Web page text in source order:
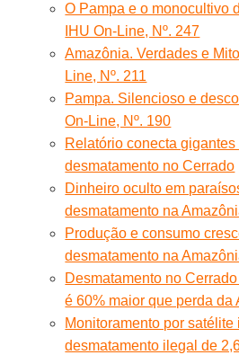
O Pampa e o monocultivo
IHU On-Line, Nº. 247
Amazônia. Verdades e
Line, Nº. 211
Pampa. Silencioso e
On-Line, Nº. 190
Relatório conecta
desmatamento no Cerrado
Dinheiro oculto em
desmatamento na
Produção e consumo
desmatamento na
Desmatamento no
é 60% maior que perda da
Monitoramento por satélite
desmatamento ilegal de